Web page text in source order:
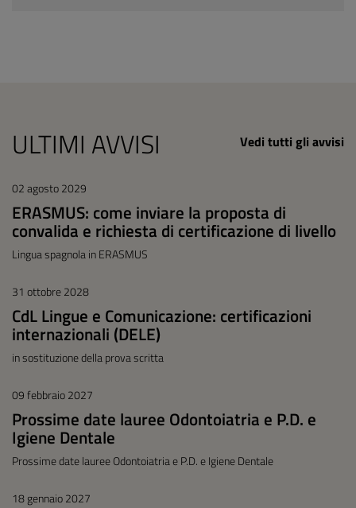
ULTIMI AVVISI Vedi tutti gli avvisi
02 agosto 2029
ERASMUS: come inviare la proposta di
convalida e richiesta di certificazione di livello
Lingua spagnola in ERASMUS
31 ottobre 2028
CdL Lingue e Comunicazione: certificazioni
internazionali (DELE)
in sostituzione della prova scritta
09 febbraio 2027
Prossime date lauree Odontoiatria e P.D. e
Igiene Dentale
Prossime date lauree Odontoiatria e P.D. e Igiene Dentale
18 gennaio 2027